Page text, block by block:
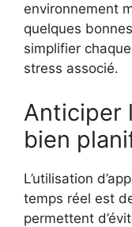
environnement
quelques
simplifier
stress associé.
Anticiper
bien
L’utilisation
temps réel est
permettent